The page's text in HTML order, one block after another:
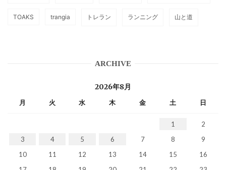
TOAKS trangia トレラン ランニング 山と道
ARCHIVE
2026年8月
月 火 水 木 金 土 日
1
2
3
4 5 6 7 8
9
10
11 12 13 14 15
16